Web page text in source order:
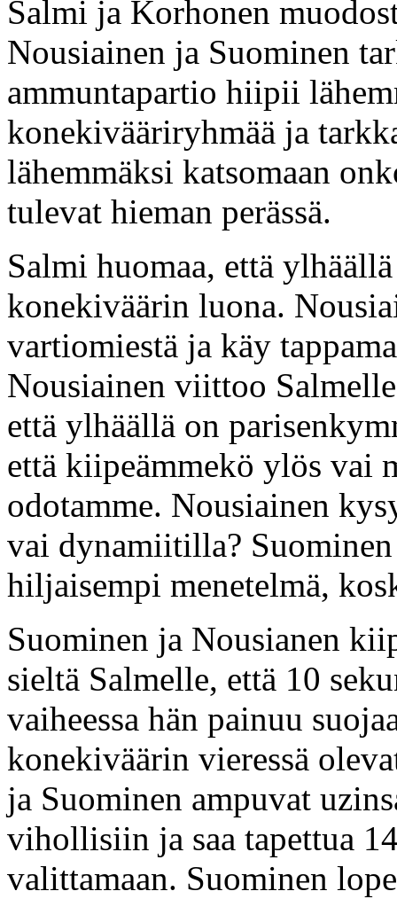
Salmi ja Korhonen
Nousiainen ja Suominen
ammuntapartio hiipii
konekivääriryhmää ja
lähemmäksi katsomaan
tulevat hieman perässä.
Salmi huomaa, että
konekiväärin luona.
vartiomiestä ja käy
Nousiainen viittoo
että ylhäällä on
että kiipeämmekö ylös vai
odotamme. Nousiainen
vai dynamiitilla?
hiljaisempi menetelmä,
Suominen ja Nousianen
sieltä Salmelle, että 10
vaiheessa hän painuu
konekiväärin vieressä
ja Suominen ampuvat
vihollisiin ja saa tapettua
valittamaan. Suominen